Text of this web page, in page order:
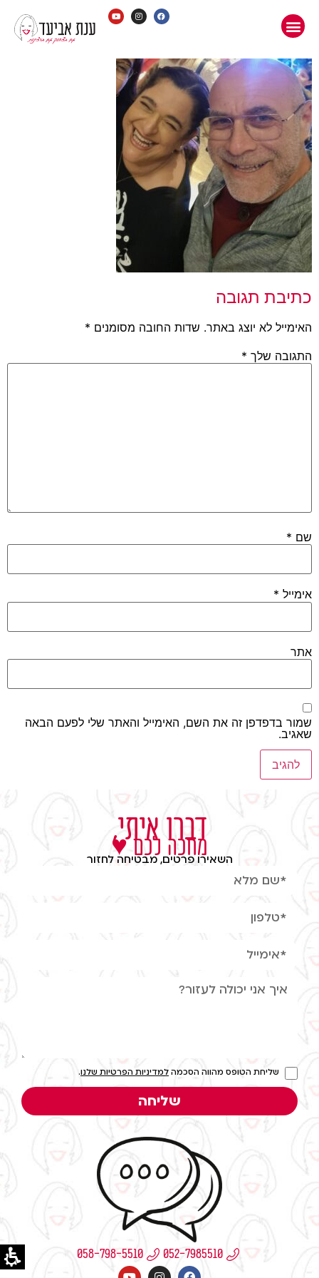
ענת
אביעד
כתיבת תגובה
האימייל לא יוצג באתר. שדות החובה מסומנים *
התגובה שלך *
שם *
אימייל *
אתר
שמור בדפדפן זה את השם, האימייל והאתר שלי לפעם הבאה
שאגיב.
דברו איתי,
מחכה לכם ♥
השאירו פרטים, מבטיחה לחזור
שליחת הטופס מהווה הסכמה למדיניות הפרטיות שלנו.
שליחה
‏052-7985510
058-798-5510